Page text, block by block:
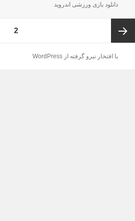
در
دانلود بازی ورزشی اندروید
نوشته‌ها
برگه
برگه2
با افتخار نیرو گرفته از WordPress